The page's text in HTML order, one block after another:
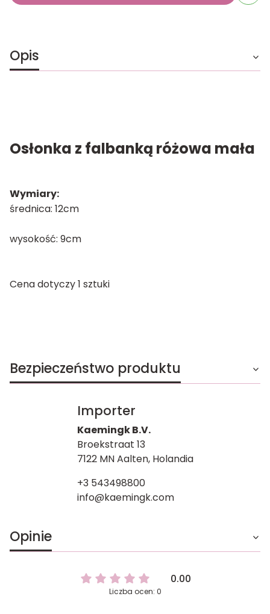
Opis
Osłonka z falbanką różowa mała
Wymiary:
średnica: 12cm
wysokość: 9cm
Cena dotyczy 1 sztuki
Bezpieczeństwo produktu
Importer
Kaemingk B.V.
Broekstraat 13
7122 MN Aalten, Holandia
+3 543498800
info@kaemingk.com
Opinie
0.00
Liczba ocen: 0